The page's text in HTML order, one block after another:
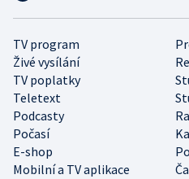
TV program
Živé vysílání
TV poplatky
Teletext
Podcasty
Počasí
E-shop
Mobilní a TV aplikace